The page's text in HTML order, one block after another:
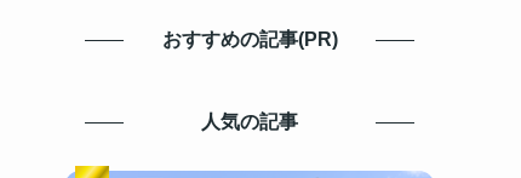
おすすめの記事(PR)
人気の記事